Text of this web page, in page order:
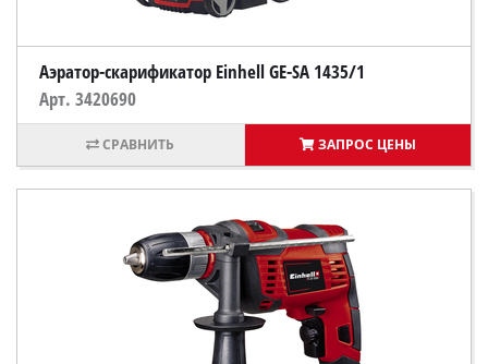
Аэратор-скарификатор Einhell GE-SA 1435/1
Арт. 3420690
ЗАПРОС ЦЕНЫ